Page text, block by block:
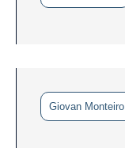
Giovan Monteiro